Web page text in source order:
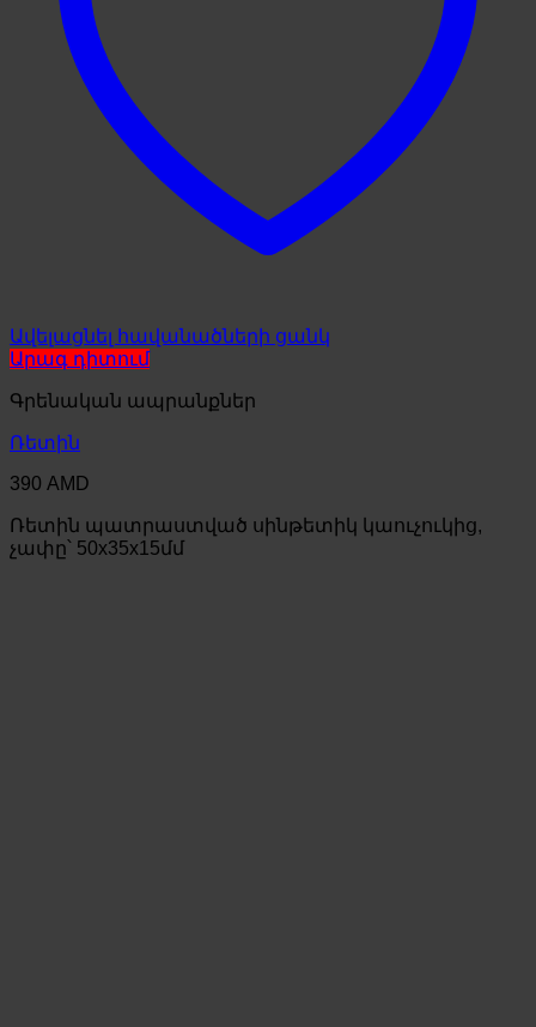
Ավելացնել հավանածների ցանկ
Արագ դիտում
Գրենական ապրանքներ
Ռետին
390 AMD
Ռետին պատրաստված սինթետիկ կաուչուկից,
չափը՝ 50x35x15մմ